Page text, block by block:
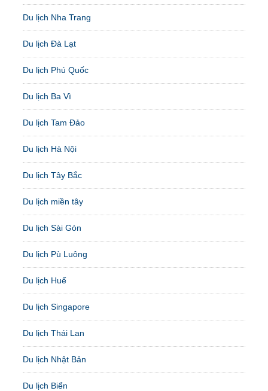
Du lịch Nha Trang
Du lịch Đà Lạt
Du lịch Phú Quốc
Du lịch Ba Vì
Du lịch Tam Đảo
Du lịch Hà Nội
Du lịch Tây Bắc
Du lịch miền tây
Du lịch Sài Gòn
Du lịch Pù Luông
Du lịch Huế
Du lịch Singapore
Du lịch Thái Lan
Du lịch Nhật Bản
Du lịch Biển